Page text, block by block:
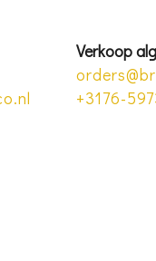
Verkoop
+3176-